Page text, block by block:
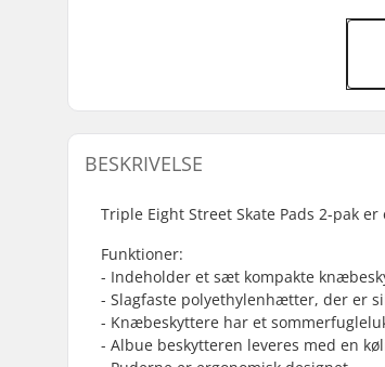
BESKRIVELSE
Triple Eight Street Skate Pads 2-pak
Funktioner:
- Indeholder et sæt kompakte
- Slagfaste polyethylenhætter, der er
- Knæbeskyttere har et
- Albue beskytteren leveres med en